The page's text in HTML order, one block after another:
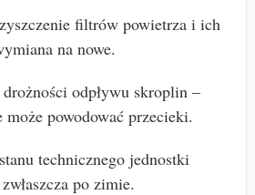
filtrów powietrza i ich
na nowe.
odpływu skroplin –
może powodować przecieki.
technicznego jednostki
po zimie.